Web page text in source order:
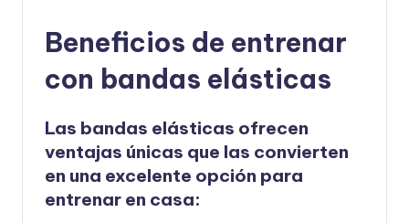
Beneficios de entrenar
con bandas elásticas
Las bandas elásticas ofrecen
ventajas únicas que las convierten
en una excelente opción para
entrenar en casa: